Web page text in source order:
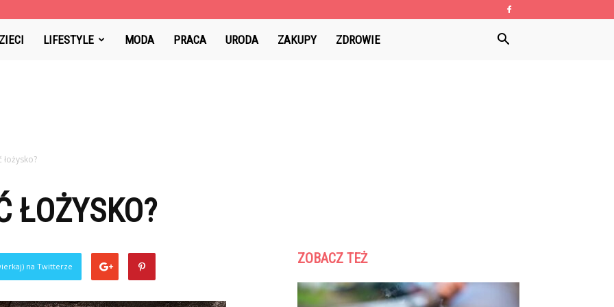
LIFESTYLE MODA PRACA URODA ZAKUPY ZDROWIE
łożysko?
ŁOŻYSKO?
na Twitterze ZOBACZ TEŻ